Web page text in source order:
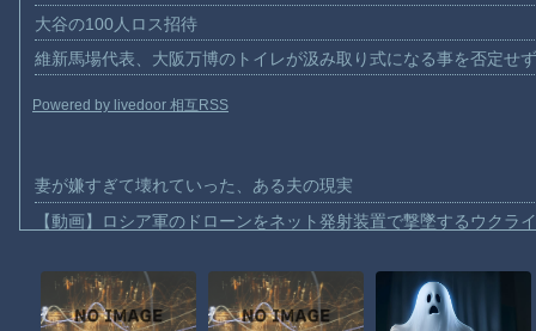
大谷の100人ロス招待
維新馬場代表、大阪万博のトイレが汲み取り式になる事を否定せ
Powered by livedoor 相互RSS
妻が嫌すぎて壊れていった、ある夫の現実
【動画】ロシア軍のドローンをネット発射装置で撃墜するウクラ
【動画】よく助けられたな。岐阜の川で外国人が溺れてしまう事
渡邊渚さん「私がPTSDと診断された当時、世間はまだPTSDと